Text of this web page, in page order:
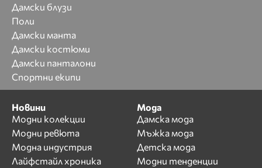
Дамски блузи
Поли
Дамски манта
Дамски костюми
Дамски панталони
Спортни екипи
Новини
Модни колекции
Модни ревюта
Модна индустрия
Лайфстайл хроника
Мода
Дамска мода
Мъжка мода
Детска мода
Модни тенденции